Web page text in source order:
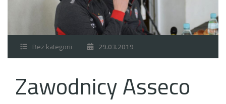
Bez kategorii 29.03.2019
Zawodnicy Asseco